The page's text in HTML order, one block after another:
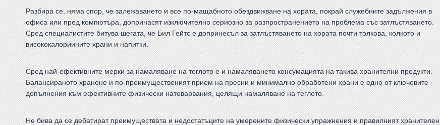
Разбира се, няма спор, че залежаването и все по-мащабното обездвижване на хората, покрай служебните задължения в
офиса или пред компютъра, допринасят изключително сериозно за разпространението на проблема със затлъстяването.
Сред специалистите битува шегата, че Бил Гейтс е допринесъл за затлъстяването на хората почти толкова, колкото и
висококалориините храни и напитки.
Сред най-ефективните мерки за намаляване на теглото е и намаляването консумацията на такива хранителни продукти.
Балансираното хранене и по-преимущественият прием на пресни и минимално обработени храни е едно от ключовите
допълнения към ефективните физически натоварвания, целящи намаляване на теглото.
Не бива да се дебатират преимуществата и недостатъците на умерените физически упражнения и правилният хранителен